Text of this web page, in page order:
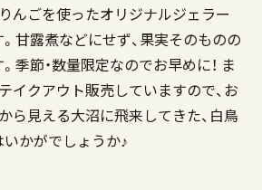
んごを使ったオリジナルジェラー
甘露煮などにせず、果実そのものの
季節・数量限定なのでお早めに！ ま
イクアウト販売していますので、お
ら見える大沼に飛来してきた、白鳥
かがでしょうか♪